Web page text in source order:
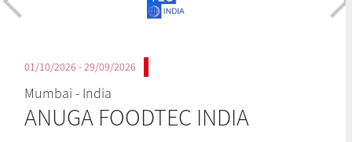
29/09/2026 - 01/10/2026
Mumbai - India
ANUGA FOODTEC INDIA